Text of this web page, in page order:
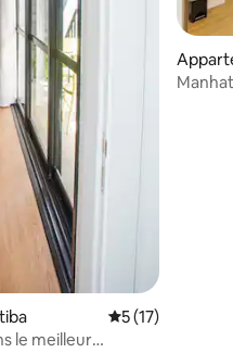
43 commentaires : 4,98 sur 5
Évaluation
5 (17)
le meilleur